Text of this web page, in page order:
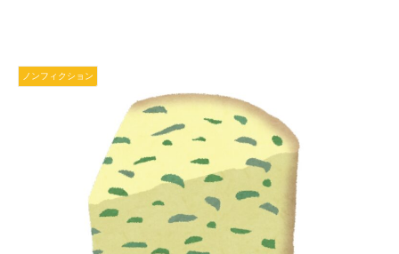
ノンフィクション